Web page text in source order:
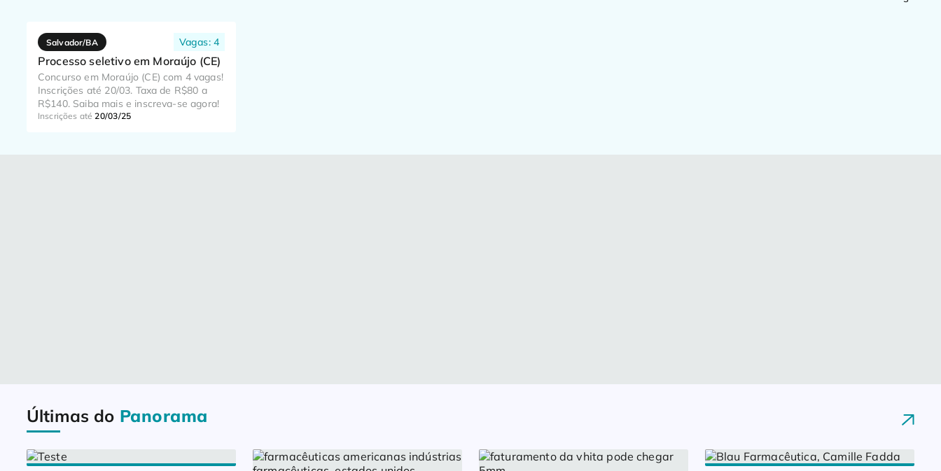
Salvador/BA Vagas: 4
Processo seletivo em Moraújo (CE)
Concurso em Moraújo (CE) com 4 vagas!
Inscrições até 20/03. Taxa de R$80 a
R$140. Saiba mais e inscreva-se agora!
Inscrições até20/03/25
Últimas do Panorama